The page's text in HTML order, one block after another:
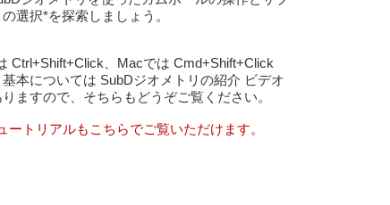
選択*を探索しましょう。
Ctrl+Shift+Click、Macでは Cmd+Shift+Click
本については SubDジオメトリの紹介 ビデオ
ますので、そちらもどうぞご覧ください。
ートリアルもこちらでご覧いただけます。